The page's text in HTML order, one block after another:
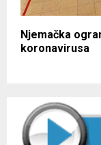
Njemačka
koronavirusa